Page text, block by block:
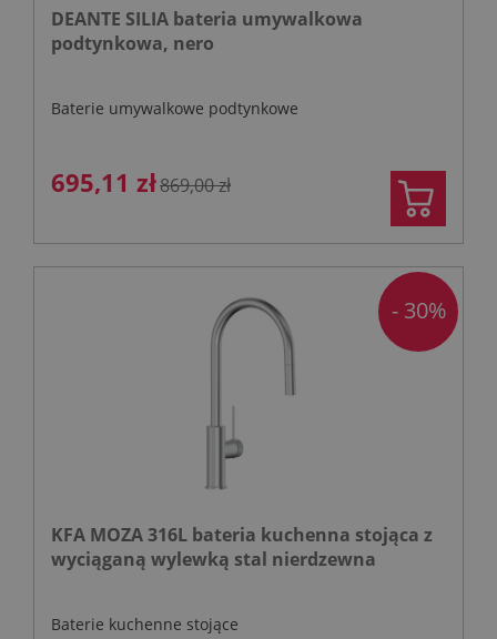
DEANTE SILIA bateria umywalkowa
podtynkowa, nero
Baterie umywalkowe podtynkowe
695,11 zł869,00 zł
KFA MOZA 316L bateria kuchenna stojąca z
wyciąganą wylewką stal nierdzewna
Baterie kuchenne stojące
- 30%